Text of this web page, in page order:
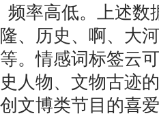
频率高低。上述数
、历史、啊、大
。情感词标签云
人物、文物古迹
文博类节目的喜